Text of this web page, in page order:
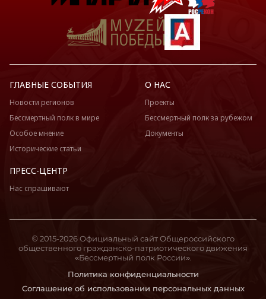
Марий Эл
Москва
Ненецкий АО
Нижегородская область
Новгородская область
Новосибирская область
Оренбургская область
Орловская область
Пермский край
Приморский край
Псковская область
Ростовская область
Рязанская область
ГЛАВНЫЕ СОБЫТИЯ
Новости регионов
Бессмертный полк в мире
Особое мнение
Исторические статьи
О НАС
Проекты
Бессмертный полк за рубежом
Документы
ПРЕСС-ЦЕНТР
Нас спрашивают
Политика конфиденциальности
Соглашение об использовании персональных данных
© 2015-2026 Официальный сайт Общероссийского
общественного гражданско-патриотического движения
«Бессмертный полк России».